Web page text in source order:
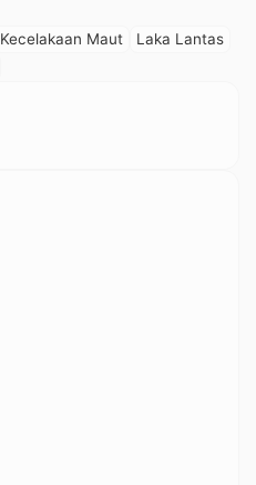
Kecelakaan Maut
Laka Lantas